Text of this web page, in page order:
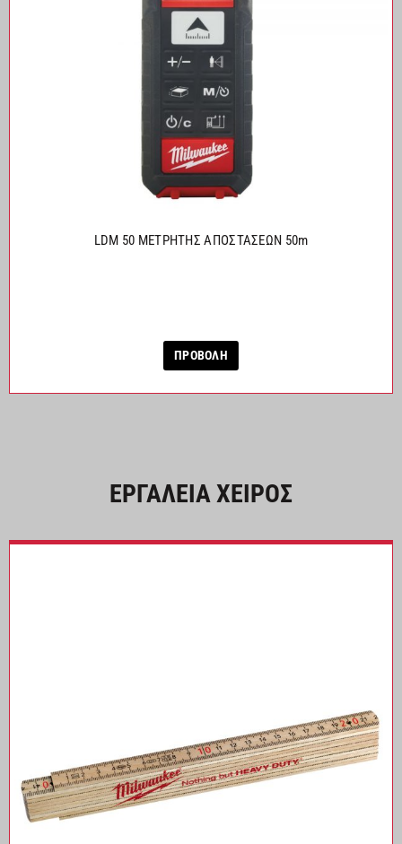
LDM 50 ΜΕΤΡΗΤΗΣ ΑΠΟΣΤΑΣΕΩΝ 50m
ΠΡΟΒΟΛΗ
ΕΡΓΑΛΕΙΑ ΧΕΙΡΟΣ